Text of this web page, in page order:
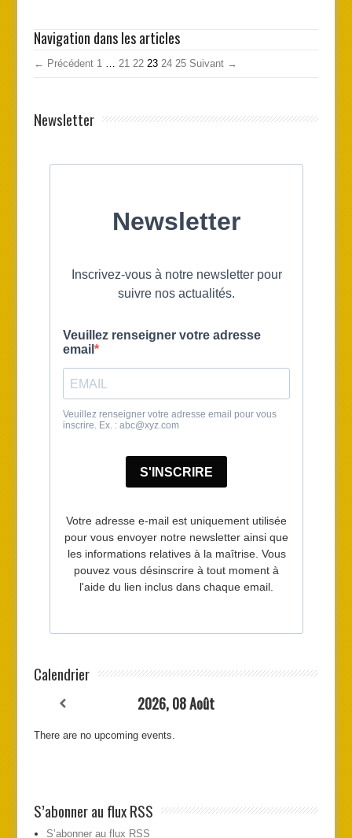
Navigation dans les articles
← Précédent 1 … 21 22 23 24 25 Suivant →
Newsletter
Calendrier
2026, 08 Août
There are no upcoming events.
S’abonner au flux RSS
S’abonner au flux RSS